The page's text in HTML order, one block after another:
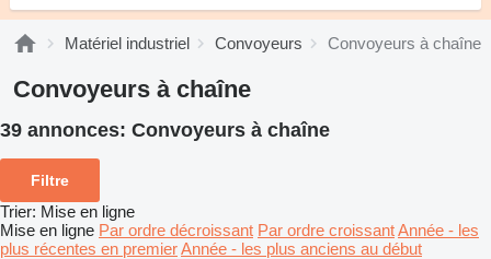
Matériel industriel Convoyeurs Convoyeurs à chaîne
Convoyeurs à chaîne
39 annonces: Convoyeurs à chaîne
Filtre
Trier: Mise en ligne
Mise en ligne Par ordre décroissant Par ordre croissantAnnée - les
plus récentes en premierAnnée - les plus anciens au début